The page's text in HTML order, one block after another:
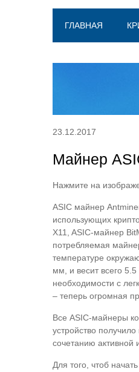
ГЛАВНАЯ
23.12.2017
Майнер
Нажмите на
ASIC майнер
использующих
X11, ASIC-майнер
потребляемая
температуре
мм, и весит всего
необходимости с
– теперь огромная
Все ASIC-майнеры
устройство
сочетанию активной
Для того, чтоб